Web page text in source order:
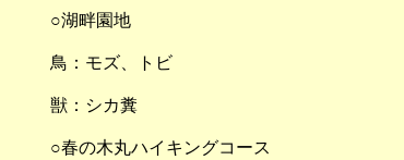
○湖畔園地
鳥：モズ、トビ
獣：シカ糞
○春の木丸ハイキングコース